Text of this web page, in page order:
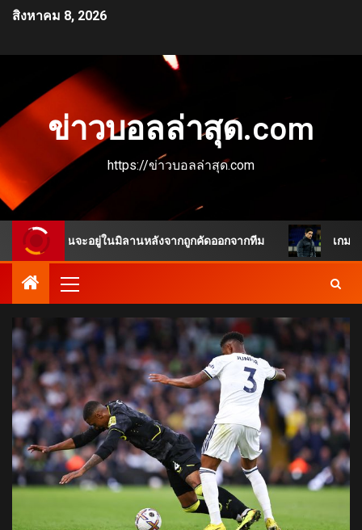
สิงหาคม 8, 2026
ข่าวบอลล่าสุด.com
https://ข่าวบอลล่าสุด.com
หมือนจะอยู่ในมิลานหลังจากถูกคัดออกจากทีม เกมพลิกชัดเจ